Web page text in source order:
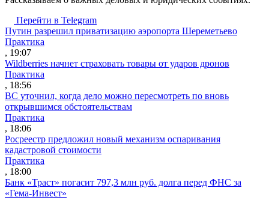
Перейти в Telegram
Путин разрешил приватизацию аэропорта Шереметьево
Практика
, 19:07
Wildberries начнет страховать товары от ударов дронов
Практика
, 18:56
ВС уточнил, когда дело можно пересмотреть по вновь
открывшимся обстоятельствам
Практика
, 18:06
Росреестр предложил новый механизм оспаривания
кадастровой стоимости
Практика
, 18:00
Банк «Траст» погасит 797,3 млн руб. долга перед ФНС за
«Гема-Инвест»